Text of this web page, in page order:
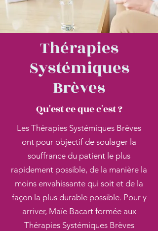
Thérapies
Systémiques
Brèves
Qu'est ce que c'est ?
Les Thérapies Systémiques Brèves
ont pour objectif de soulager la
souffrance du patient le plus
rapidement possible, de la manière la
moins envahissante qui soit et de la
façon la plus durable possible. Pour y
arriver, Maïe Bacart formée aux
Thérapies Systémiques Brèves